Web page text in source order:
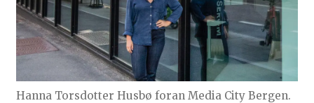
Hanna Torsdotter Husbø foran Media City Bergen.